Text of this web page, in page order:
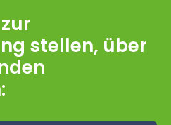
stellen, über